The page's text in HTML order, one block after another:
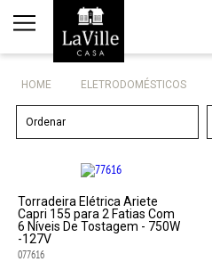
Minha conta
Lista de Presentes
Mesa
Eletro
Bar
HOME ELETRODOMÉSTICOS
Ordenar
Torradeira Elétrica Ariete
Capri 155 para 2 Fatias Com
6 Níveis De Tostagem - 750W
-127V
077616